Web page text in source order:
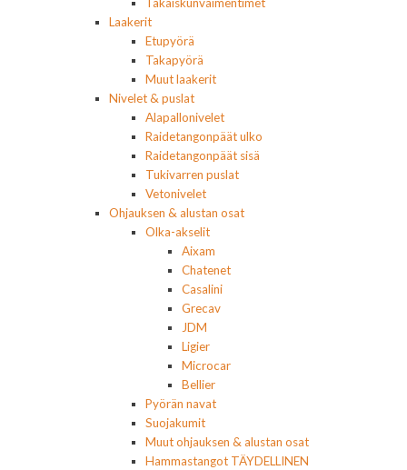
Takaiskunvaimentimet
Laakerit
Etupyörä
Takapyörä
Muut laakerit
Nivelet & puslat
Alapallonivelet
Raidetangonpäät ulko
Raidetangonpäät sisä
Tukivarren puslat
Vetonivelet
Ohjauksen & alustan osat
Olka-akselit
Aixam
Chatenet
Casalini
Grecav
JDM
Ligier
Microcar
Bellier
Pyörän navat
Suojakumit
Muut ohjauksen & alustan osat
Hammastangot TÄYDELLINEN